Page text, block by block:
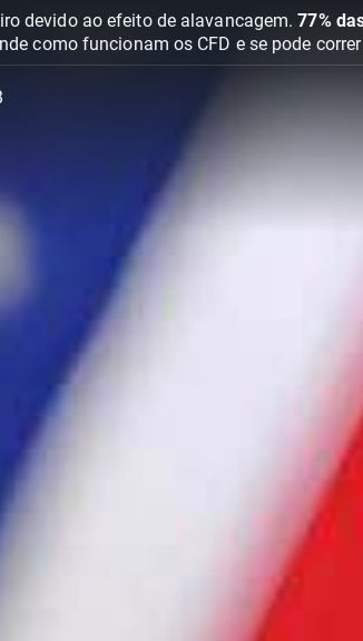
devido ao efeito de alavancagem.77%
como funcionam os CFD e se pode